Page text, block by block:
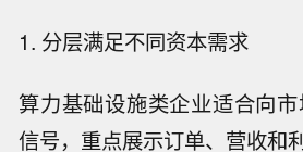
1. 分层满足不同资本需求
算力基础设施类企业适合向
信号，重点展示订单、营收和